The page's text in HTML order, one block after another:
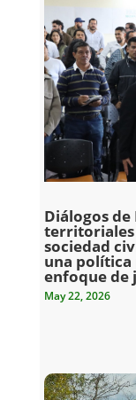
Diálogos de
territoriales
sociedad
una
enfoque de
May 22, 2026